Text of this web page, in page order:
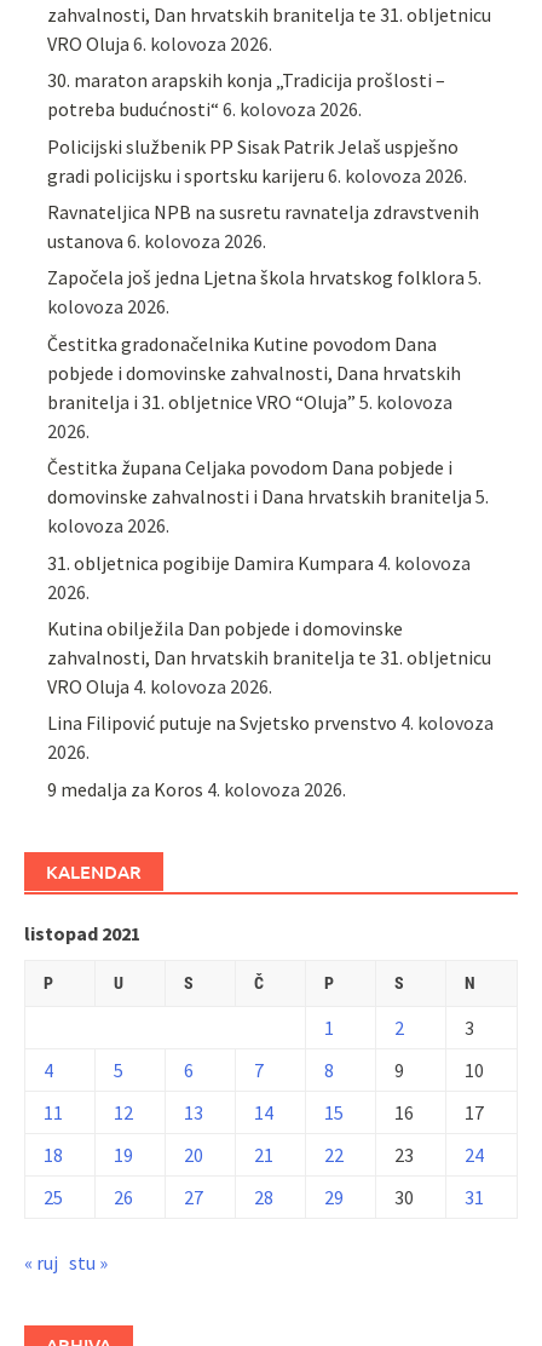
zahvalnosti, Dan hrvatskih branitelja te 31. obljetnicu
VRO Oluja 6. kolovoza 2026.
30. maraton arapskih konja „Tradicija prošlosti –
potreba budućnosti“ 6. kolovoza 2026.
Policijski službenik PP Sisak Patrik Jelaš uspješno
gradi policijsku i sportsku karijeru 6. kolovoza 2026.
Ravnateljica NPB na susretu ravnatelja zdravstvenih
ustanova 6. kolovoza 2026.
Započela još jedna Ljetna škola hrvatskog folklora 5.
kolovoza 2026.
Čestitka gradonačelnika Kutine povodom Dana
pobjede i domovinske zahvalnosti, Dana hrvatskih
branitelja i 31. obljetnice VRO “Oluja” 5. kolovoza
2026.
Čestitka župana Celjaka povodom Dana pobjede i
domovinske zahvalnosti i Dana hrvatskih branitelja 5.
kolovoza 2026.
31. obljetnica pogibije Damira Kumpara 4. kolovoza
2026.
Kutina obilježila Dan pobjede i domovinske
zahvalnosti, Dan hrvatskih branitelja te 31. obljetnicu
VRO Oluja 4. kolovoza 2026.
Lina Filipović putuje na Svjetsko prvenstvo 4. kolovoza
2026.
9 medalja za Koros 4. kolovoza 2026.
KALENDAR
listopad 2021
P U S Č P S N
1 2
3
4
5 6 7 8 9
10
11
12 13 14 15 16
17
18
19 20 21 22 23
24
25
26 27 28 29 30 31
« ruj stu »